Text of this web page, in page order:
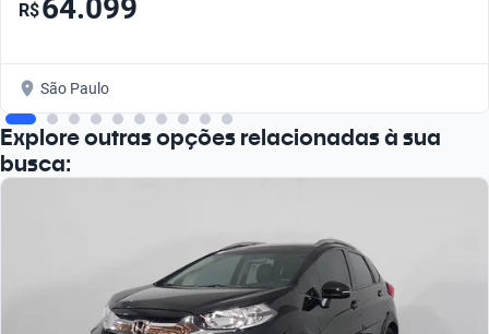
R$64.099
São Paulo
Explore outras opções relacionadas à sua
busca: